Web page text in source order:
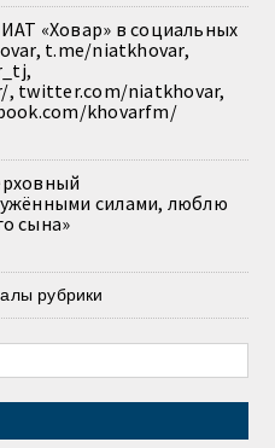
«Ховар» в социальных
t.me/niatkhovar,
, twitter.com/niatkhovar,
khovarfm/
силами, люблю
сына»
рубрики